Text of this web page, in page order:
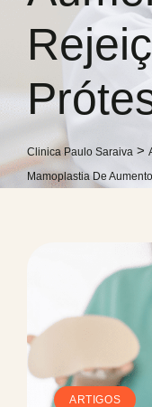
Clinica Paulo Saraiva >
Mamoplastia De
ARTIGOS